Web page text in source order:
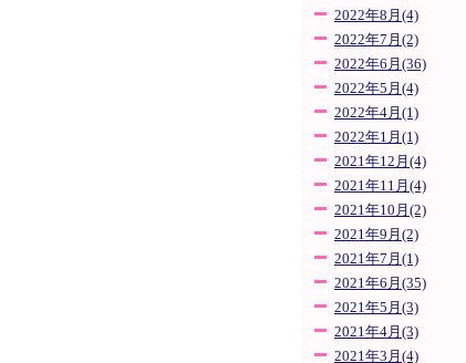
2022年8月(4)
2022年7月(2)
2022年6月(36)
2022年5月(4)
2022年4月(1)
2022年1月(1)
2021年12月(4)
2021年11月(4)
2021年10月(2)
2021年9月(2)
2021年7月(1)
2021年6月(35)
2021年5月(3)
2021年4月(3)
2021年3月(4)